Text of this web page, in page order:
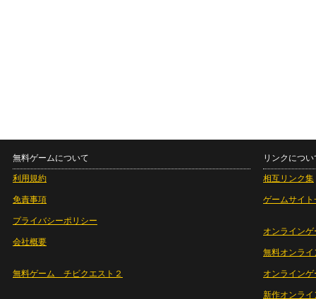
無料ゲームについて
利用規約
免責事項
プライバシーポリシー
会社概要
無料ゲーム チビクエスト２
リンクについ
相互リンク集
ゲームサイト
オンラインゲ
無料オンライ
オンライン
新作オンライ